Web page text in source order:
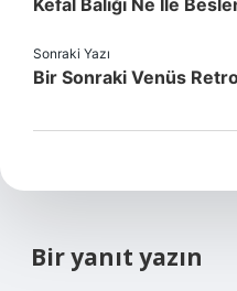
Kefal Balığı Ne Ile
Sonraki Yazı
Bir Sonraki Venüs
Bir yanıt yazın